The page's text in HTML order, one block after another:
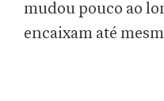
mudou pouco ao
encaixam até